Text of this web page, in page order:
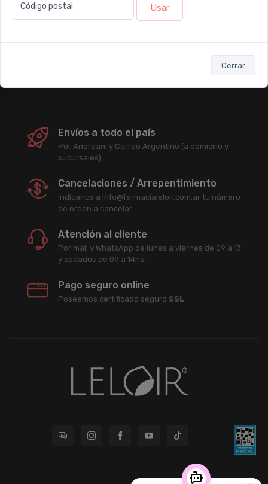
Código postal Usar
Cerrar
Enterate antes que nadie de nuestras promociones, descuentos y
Envíos a todo el país
Por Andreani y Correo Argentino (a domicilio y
sucursales).
Cancelaciones / Arrepentimiento
Indicanos a info@farmacialeloir.com.ar tu número
de órden a cancelar.
Atención al cliente
Por mail y WhatsApp de lunes a viernes de 09 a 17
y sábados de 09 a 14hs.
Pago seguro online
Poseemos certificado seguro SSL